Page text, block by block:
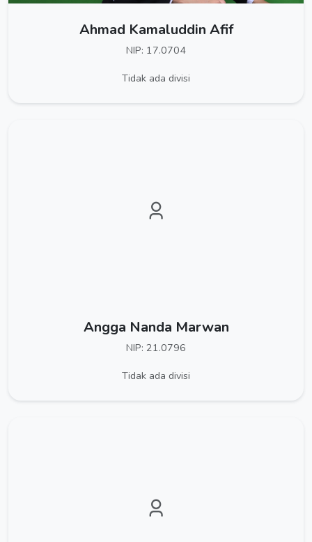
Ahmad Kamaluddin Afif
NIP: 17.0704
Tidak ada divisi
Angga Nanda Marwan
NIP: 21.0796
Tidak ada divisi